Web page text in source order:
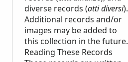
diverse records (atti diversi).
Additional records and/or
images may be added to
this collection in the future.
Reading These Records